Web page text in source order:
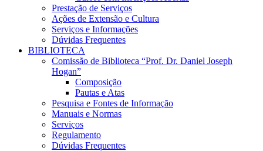
Prestação de Serviços
Ações de Extensão e Cultura
Serviços e Informações
Dúvidas Frequentes
BIBLIOTECA
Comissão de Biblioteca “Prof. Dr. Daniel Joseph
Hogan”
Composição
Pautas e Atas
Pesquisa e Fontes de Informação
Manuais e Normas
Serviços
Regulamento
Dúvidas Frequentes